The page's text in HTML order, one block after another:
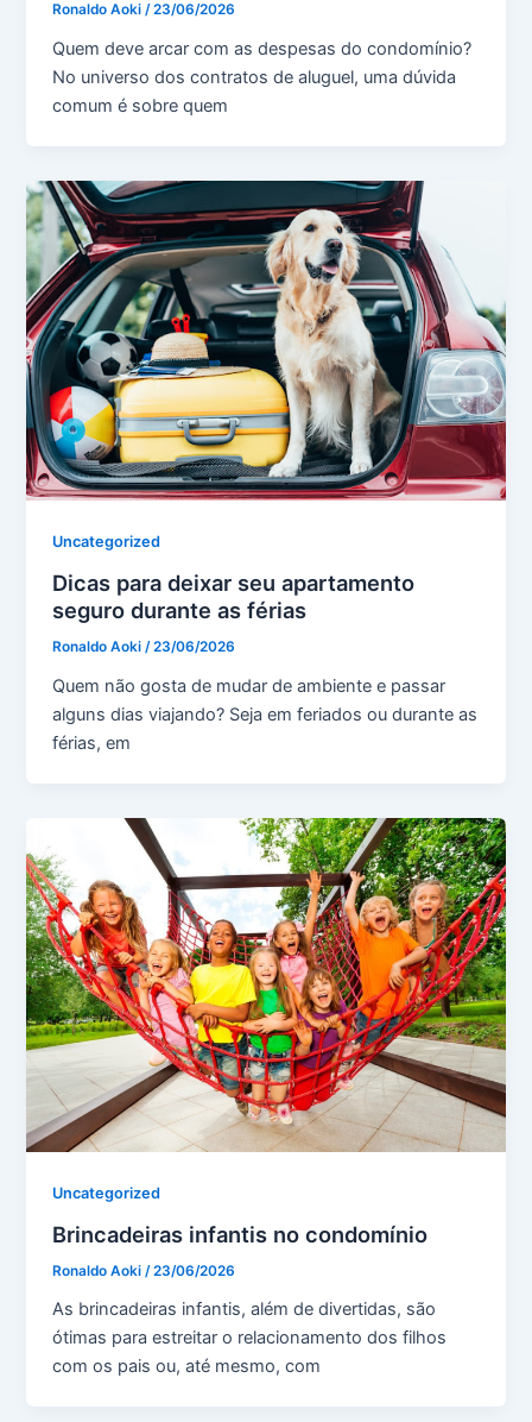
Ronaldo Aoki/23/06/2026
Quem deve arcar com as despesas do condomínio?
No universo dos contratos de aluguel, uma dúvida
comum é sobre quem
Uncategorized
Dicas para deixar seu apartamento
seguro durante as férias
Ronaldo Aoki/23/06/2026
Quem não gosta de mudar de ambiente e passar
alguns dias viajando? Seja em feriados ou durante as
férias, em
Uncategorized
Brincadeiras infantis no condomínio
Ronaldo Aoki /23/06/2026
As brincadeiras infantis, além de divertidas, são
ótimas para estreitar o relacionamento dos filhos
com os pais ou, até mesmo, com